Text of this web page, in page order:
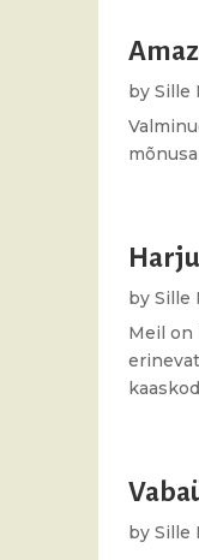
by Sille
by Sille
Meil on
by Sille